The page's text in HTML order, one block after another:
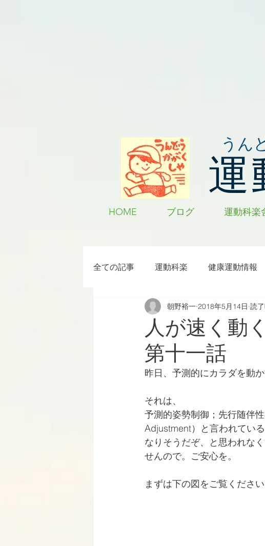
う
運
HOME ブログ 運動科楽
全ての記事 運動科楽 健康運動情報
ちょっと楽 (Entertainment) な話 雑
RWC2019 ラグビー カラダフリ
人が速く動
第十一話
朝野裕一 2018年5月14日 読
昨日、予測的にカラダを動
それは、
予測的姿勢制御；先行随伴
Adjustment）と言われてい
なりそうだぞ、と思われな
せんので。ご安心を。
まずは下の図をご覧くださ